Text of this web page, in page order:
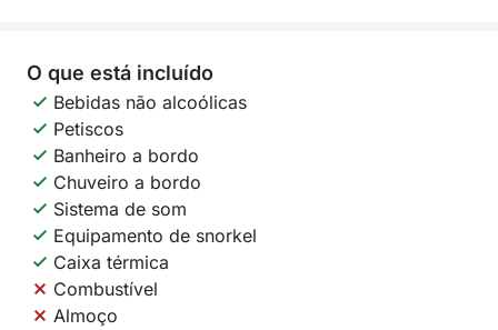
O que está incluído
Bebidas não alcoólicas
Petiscos
Banheiro a bordo
Chuveiro a bordo
Sistema de som
Equipamento de snorkel
Caixa térmica
Combustível
Almoço